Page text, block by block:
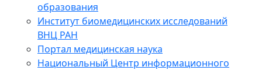
образования
Институт биомедицинских исследований
ВНЦ РАН
Портал медицинская наука
Национальный Центр информационного